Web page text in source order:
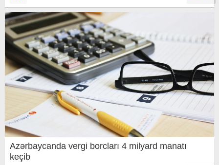
Azərbaycanda vergi borcları 4 milyard manatı
keçib